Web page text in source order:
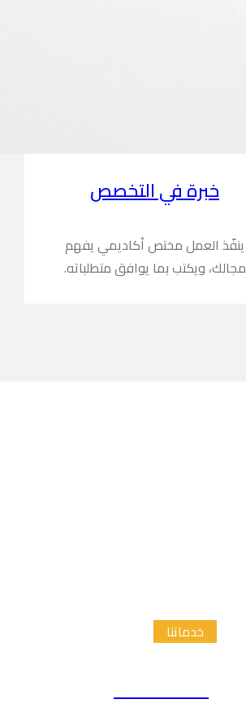
خبرة في التخصص
ينفّذ العمل مختص أكاديمي يفهم
مجالك، ويكتب بما يوافق متطلباته.
خدماتنا
إعداد الاطار